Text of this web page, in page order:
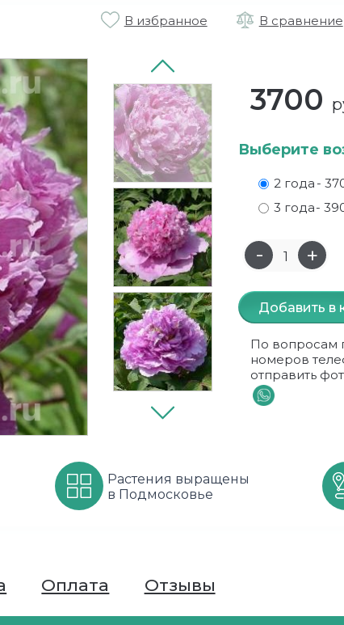
В избранное В сравнение
3700
Выберите
2 года -
3 года-
Добавить в
По вопросам
номеров
отправить
Растения выращены
в Подмосковье
Оплата Отзывы